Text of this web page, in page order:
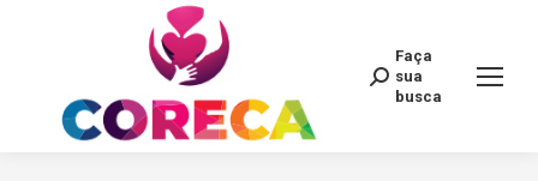
Search:
Faça
sua
busca